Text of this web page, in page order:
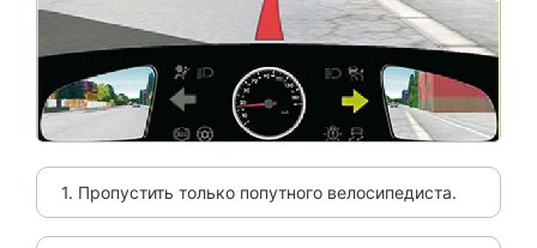
1. Пропустить только попутного велосипедиста.